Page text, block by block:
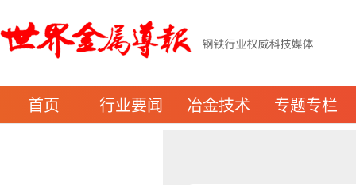
首页 行业要闻 冶金技术 专题专栏